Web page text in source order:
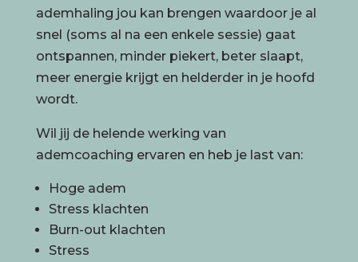
ademhaling jou kan brengen waardoor je al
snel (soms al na een enkele sessie) gaat
ontspannen, minder piekert, beter slaapt,
meer energie krijgt en helderder in je hoofd
wordt.
Wil jij de helende werking van
ademcoaching ervaren en heb je last van:
Hoge adem
Stress klachten
Burn-out klachten
Stress